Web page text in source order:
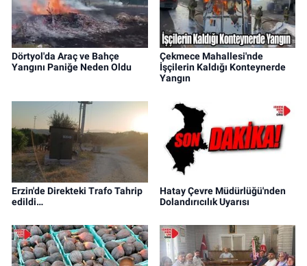
Dörtyol'da Araç ve Bahçe
Yangını Paniğe Neden Oldu
Çekmece Mahallesi'nde
İşçilerin Kaldığı Konteynerde
Yangın
Erzin'de Direkteki Trafo Tahrip
edildi…
Hatay Çevre Müdürlüğü'nden
Dolandırıcılık Uyarısı